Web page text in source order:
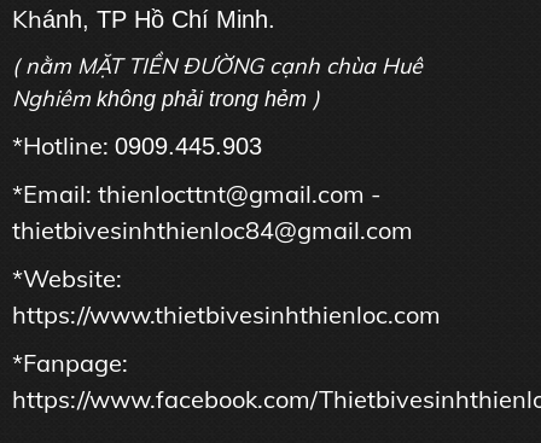
Khánh, TP Hồ Chí Minh.
( nằm MẶT TIỀN ĐƯỜNG cạnh chùa Huê
Nghiêm không phải trong hẻm )
*Hotline: 0909.445.903
*Email: thienlocttnt@gmail.com -
thietbivesinhthienloc84@gmail.com
*Website:
https://www.thietbivesinhthienloc.com
*Fanpage:
https://www.facebook.com/